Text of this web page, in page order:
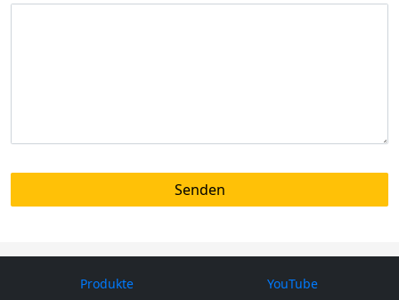
Produkte
YouTube